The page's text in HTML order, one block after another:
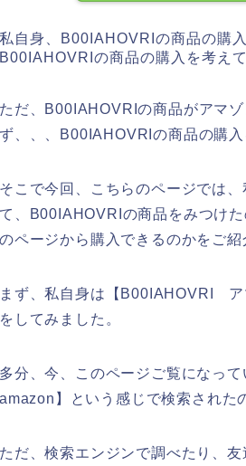
私自身、B00IAHOVRIの商品の購
B00IAHOVRIの商品の購入を考え
ただ、B00IAHOVRIの商品がアマ
ず、、、B00IAHOVRIの商品の購
そこで今回、こちらのページでは
て、B00IAHOVRIの商品をみつけ
のページから購入できるのかをご紹
まず、私自身は【B00IAHOVRI
をしてみました。
多分、今、このページご覧になっ
amazon】という感じで検索された
ただ、検索エンジンで調べたり、